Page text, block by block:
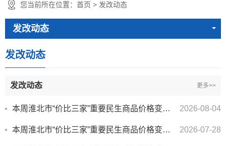
您当前所在位置： 首页 > 发改动态
发改动态
发改动态
发改动态 更多>>
本周淮北市“价比三家”重要民生商品价格变化情况 2026-08-04
本周淮北市“价比三家”重要民生商品价格变化情况 2026-07-28